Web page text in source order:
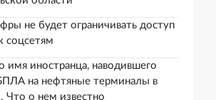
не будет ограничивать доступ
соцсетям
имя иностранца, наводившего
на нефтяные терминалы в
Что о нем известно